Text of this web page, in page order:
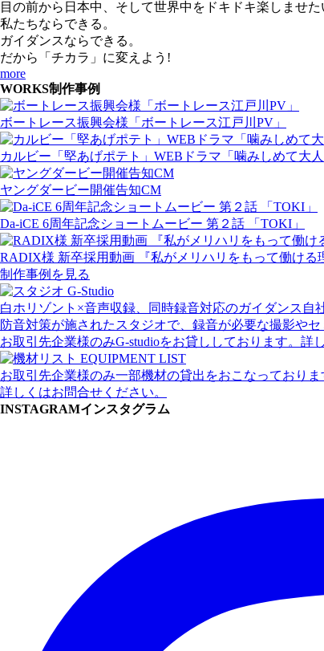
目の前から日本中、そして世界中を ドキドキ楽しませた
私たちならできる。
ガイダンスならできる。
だから「チカラ」に変えよう!
more
WORKS制作事例
ボートレース振興会様「ボートレース江戸川PV」
カルビー「堅あげポテト」WEBドラマ「噛みしめて大人
ヤングダービー開催告知CM
Da-iCE 6周年記念ショートムービー 第２話 「TOKI」
RADIX様 新卒採用動画 『私がメリハリをもって働ける
制作事例を見る
白ホリゾント×音声収録、同時録音対応のガイダンス自
防音対策が施されたスタジオで、録音が必要な撮影や
お取引先企業様のみG-studioをお貸ししております。詳
お取引先企業様のみ一部機材の貸出をおこなっておりま
詳しくはお問合せください。
INSTAGRAMインスタグラム